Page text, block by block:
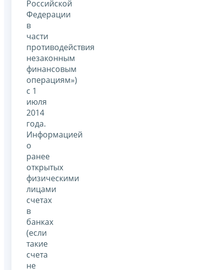
Российской
Федерации
в
части
противодействия
незаконным
финансовым
операциям»)
с 1
июля
2014
года.
Информацией
о
ранее
открытых
физическими
лицами
счетах
в
банках
(если
такие
счета
не